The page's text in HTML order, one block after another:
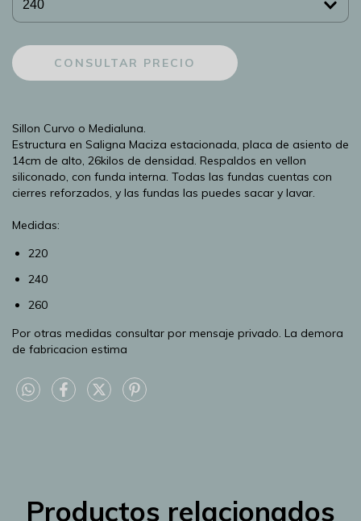
Sillon Curvo o Medialuna.
Estructura en Saligna Maciza estacionada, placa de asiento de
14cm de alto, 26kilos de densidad. Respaldos en vellon
siliconado, con funda interna. Todas las fundas cuentas con
cierres reforzados, y las fundas las puedes sacar y lavar.
Medidas:
220
240
260
Por otras medidas consultar por mensaje privado. La demora
de fabricacion estima
Productos relacionados